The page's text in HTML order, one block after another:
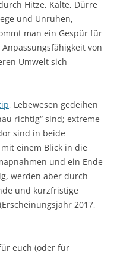
Hitze, Kälte, Dürre
und Unruhen,
man ein Gespür für
von
Umwelt sich
, Lebewesen gedeihen
richtig“ sind; extreme
sind in beide
einem Blick in die
und ein Ende
werden aber durch
und kurzfristige
2017,
euch (oder für